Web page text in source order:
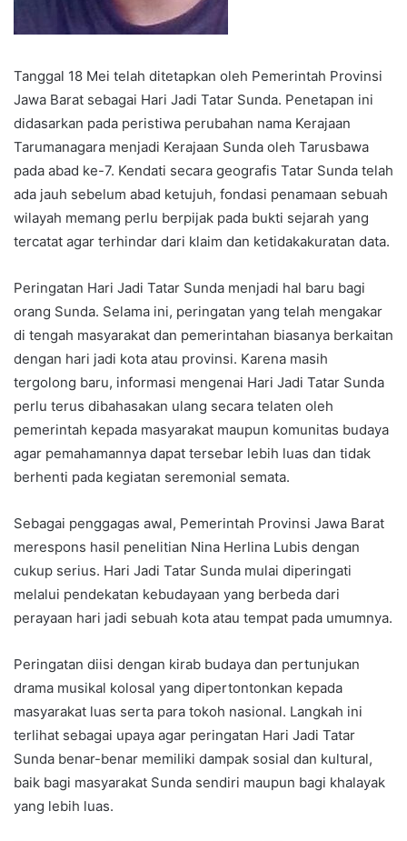
Tanggal 18 Mei telah ditetapkan oleh Pemerintah Provinsi
Jawa Barat sebagai Hari Jadi Tatar Sunda. Penetapan ini
didasarkan pada peristiwa perubahan nama Kerajaan
Tarumanagara menjadi Kerajaan Sunda oleh Tarusbawa
pada abad ke-7. Kendati secara geografis Tatar Sunda telah
ada jauh sebelum abad ketujuh, fondasi penamaan sebuah
wilayah memang perlu berpijak pada bukti sejarah yang
tercatat agar terhindar dari klaim dan ketidakakuratan data.
Peringatan Hari Jadi Tatar Sunda menjadi hal baru bagi
orang Sunda. Selama ini, peringatan yang telah mengakar
di tengah masyarakat dan pemerintahan biasanya berkaitan
dengan hari jadi kota atau provinsi. Karena masih
tergolong baru, informasi mengenai Hari Jadi Tatar Sunda
perlu terus dibahasakan ulang secara telaten oleh
pemerintah kepada masyarakat maupun komunitas budaya
agar pemahamannya dapat tersebar lebih luas dan tidak
berhenti pada kegiatan seremonial semata.
Sebagai penggagas awal, Pemerintah Provinsi Jawa Barat
merespons hasil penelitian Nina Herlina Lubis dengan
cukup serius. Hari Jadi Tatar Sunda mulai diperingati
melalui pendekatan kebudayaan yang berbeda dari
perayaan hari jadi sebuah kota atau tempat pada umumnya.
Peringatan diisi dengan kirab budaya dan pertunjukan
drama musikal kolosal yang dipertontonkan kepada
masyarakat luas serta para tokoh nasional. Langkah ini
terlihat sebagai upaya agar peringatan Hari Jadi Tatar
Sunda benar-benar memiliki dampak sosial dan kultural,
baik bagi masyarakat Sunda sendiri maupun bagi khalayak
yang lebih luas.